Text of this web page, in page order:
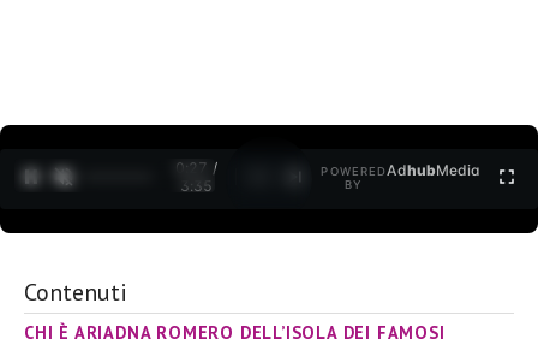
0:28 /
3:35
POWERED
BY
AdhubMedia
Contenuti
CHI È ARIADNA ROMERO DELL’ISOLA DEI FAMOSI